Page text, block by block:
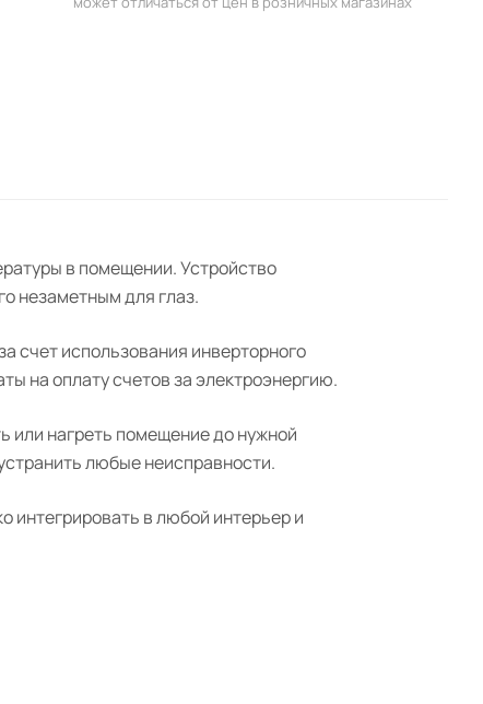
в помещении. Устройство
незаметным для глаз.
счет использования инверторного
на оплату счетов за электроэнергию.
или нагреть помещение до нужной
любые неисправности.
интегрировать в любой интерьер и